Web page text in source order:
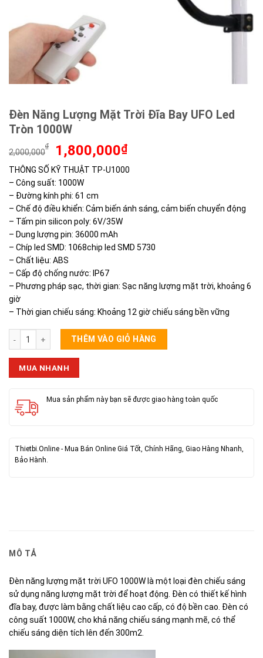
Đèn Năng Lượng Mặt Trời Đĩa Bay UFO Led
Tròn 1000W
2,000,000
₫
Giá
gốc
là:
2,000,000₫.
1,800,000₫Giá
tại
THÔNG SỐ KỸ THUẬT TP-U1000
– Công suất: 1000W
– Đường kính phi: 61 cm
– Chế độ điều khiển: Cảm biến ánh sáng, cảm biến chuyển động
– Tấm pin silicon poly: 6V/35W
– Dung lượng pin: 36000 mAh
– Chíp led SMD: 1068chip led SMD 5730
– Chất liệu: ABS
– Cấp độ chống nước: IP67
– Phương pháp sạc, thời gian: Sạc năng lượng mặt trời, khoảng 6
giờ
– Thời gian chiếu sáng: Khoảng 12 giờ chiếu sáng bền vững
Đèn Năng Lượng Mặt Trời Đĩa Bay UFO Led Tròn 1000W số lượng
THÊM VÀO GIỎ HÀNG
MUA NHANH
Mua sản phẩm này bạn sẽ được giao hàng toàn quốc
Thietbi.Online - Mua Bán Online Giá Tốt, Chính Hãng, Giao Hàng Nhanh,
Bảo Hành.
MÔ TẢ
Đèn năng lượng mặt trời UFO 1000W là một loại đèn chiếu sáng
sử dụng năng lượng mặt trời để hoạt động. Đèn có thiết kế hình
đĩa bay, được làm bằng chất liệu cao cấp, có độ bền cao. Đèn có
công suất 1000W, cho khả năng chiếu sáng mạnh mẽ, có thể
chiếu sáng diện tích lên đến 300m2.